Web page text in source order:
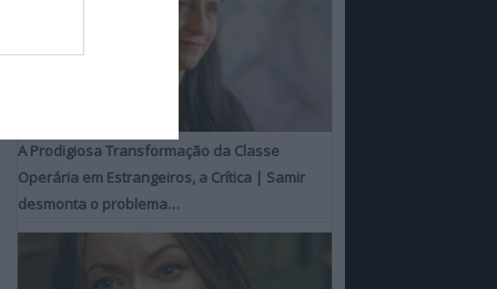
A Prodigiosa Transformação da Classe
Operária em Estrangeiros, a Crítica | Samir
desmonta o problema…